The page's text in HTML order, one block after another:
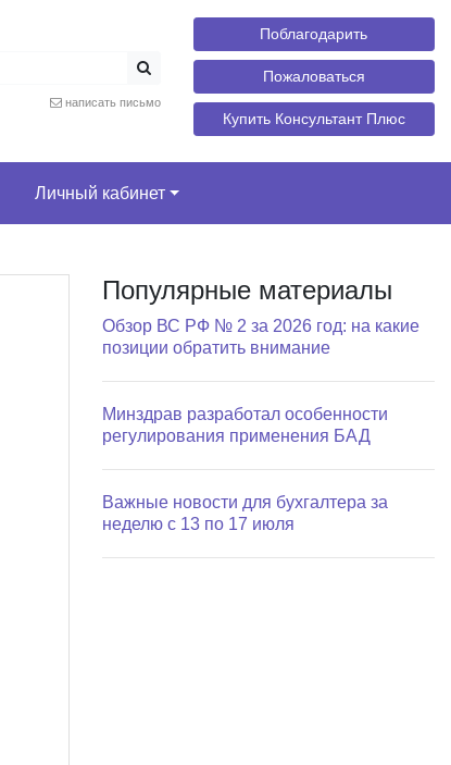
написать письмо
Поблагодарить
Пожаловаться
Купить Консультант Плюс
Личный кабинет
Популярные материалы
Обзор ВС РФ № 2 за 2026 год: на какие
позиции обратить внимание
Минздрав разработал особенности
регулирования применения БАД
Важные новости для бухгалтера за
неделю с 13 по 17 июля